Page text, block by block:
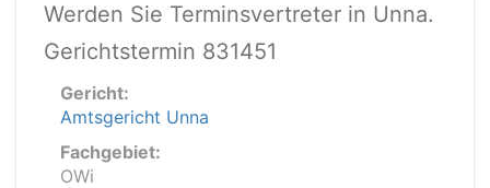
Werden Sie Terminsvertreter in Unna.
Gerichtstermin 831451
Gericht:
Amtsgericht Unna
Fachgebiet:
OWi